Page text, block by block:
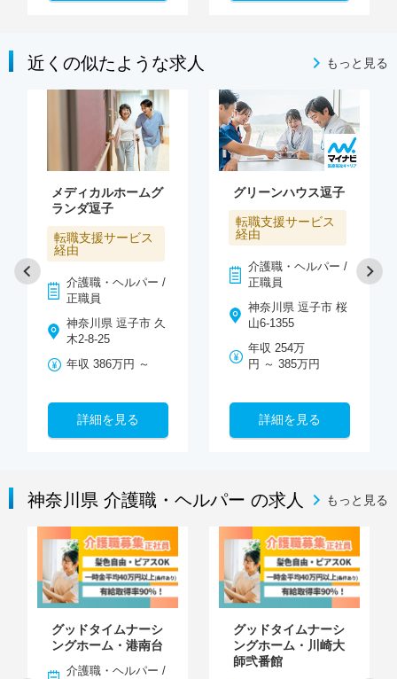
近くの似たような求人 もっと見る
メディカルホームグ
ランダ逗子
転職支援サービス
経由
介護職・ヘルパー /
正職員
神奈川県 逗子市 久
木2-8-25
年収 386万円 ～
詳細を見る
グリーンハウス逗子
転職支援サービス
経由
介護職・ヘルパー /
正職員
神奈川県 逗子市 桜
山6-1355
年収 254万
円 ～ 385万円
詳細を見る
神奈川県 介護職・ヘルパー の求人 もっと見る
グッドタイムナーシ
ングホーム・港南台
介護職・ヘルパー /
グッドタイムナーシ
ングホーム・川崎大
師弐番館